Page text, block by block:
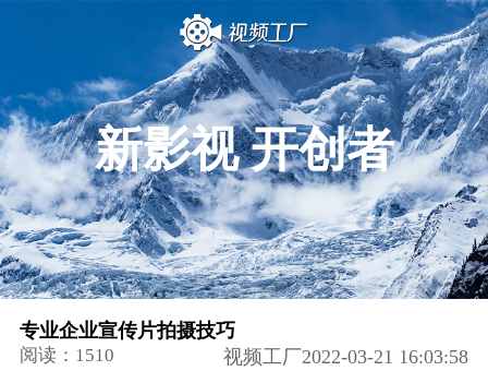
新影视 开创者
专业企业宣传片拍摄技巧
阅读：1510 视频工厂2022-03-21 16:03:58